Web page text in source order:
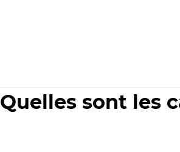
Quelles sont les